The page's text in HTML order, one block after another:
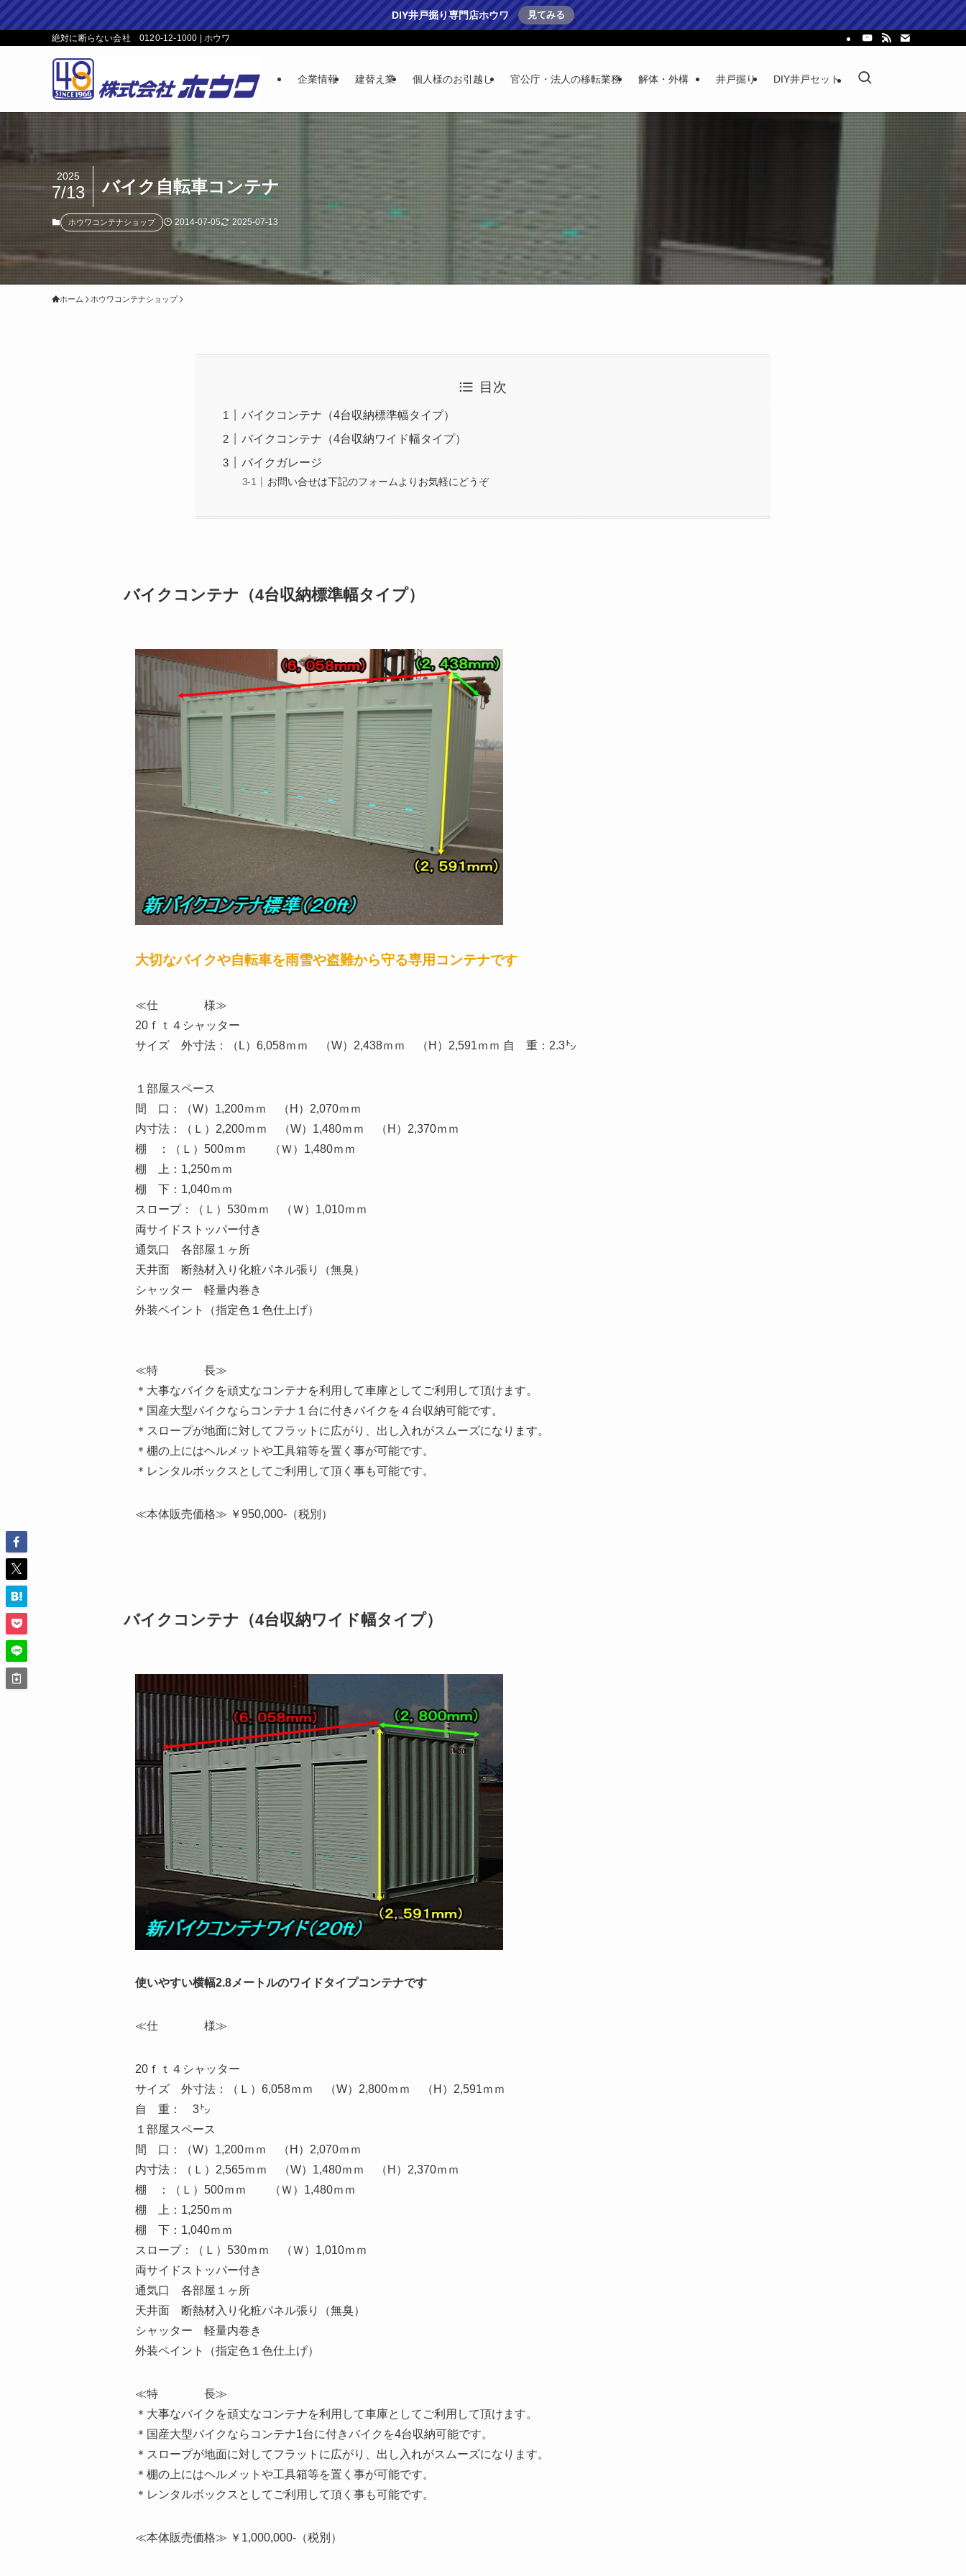
DIY井戸掘り専門店ホウワ 見てみる
絶対に断らない会社 0120-12-1000 | ホウワ
企業情報 建替え業 個人様のお引越し 官公庁・法人の移転業務 解体・外構 井戸掘り DIY井戸セット
バイク自転車コンテナ
2025
7/13
ホウワコンテナショップ 2014-07-05 2025-07-13
ホーム ホウワコンテナショップ
目次
バイクコンテナ（4台収納標準幅タイプ）
バイクコンテナ（4台収納ワイド幅タイプ）
バイクガレージ
お問い合せは下記のフォームよりお気軽にどうぞ
バイクコンテナ（4台収納標準幅タイプ）
大切なバイクや自転車を雨雪や盗難から守る専用コンテナです
≪仕 様≫
20ｆｔ４シャッター
サイズ 外寸法：（L）6,058ｍｍ （W）2,438ｍｍ （H）2,591ｍｍ 自 重：2.3㌧
１部屋スペース
間 口：（W）1,200ｍｍ （H）2,070ｍｍ
内寸法：（Ｌ）2,200ｍｍ （W）1,480ｍｍ （H）2,370ｍｍ
棚 ：（Ｌ）500ｍｍ （Ｗ）1,480ｍｍ
棚 上：1,250ｍｍ
棚 下：1,040ｍｍ
スロープ：（Ｌ）530ｍｍ （Ｗ）1,010ｍｍ
両サイドストッパー付き
通気口 各部屋１ヶ所
天井面 断熱材入り化粧パネル張り（無臭）
シャッター 軽量内巻き
外装ペイント（指定色１色仕上げ）
≪特 長≫
＊大事なバイクを頑丈なコンテナを利用して車庫としてご利用して頂けます。
＊国産大型バイクならコンテナ１台に付きバイクを４台収納可能です。
＊スロープが地面に対してフラットに広がり、出し入れがスムーズになります。
＊棚の上にはヘルメットや工具箱等を置く事が可能です。
＊レンタルボックスとしてご利用して頂く事も可能です。
≪本体販売価格≫ ￥950,000-（税別）
バイクコンテナ（4台収納ワイド幅タイプ）
使いやすい横幅2.8メートルのワイドタイプコンテナです
≪仕 様≫
20ｆｔ４シャッター
サイズ 外寸法：（Ｌ）6,058ｍｍ （W）2,800ｍｍ （H）2,591ｍｍ
自 重： 3㌧
１部屋スペース
間 口：（W）1,200ｍｍ （H）2,070ｍｍ
内寸法：（Ｌ）2,565ｍｍ （W）1,480ｍｍ （H）2,370ｍｍ
棚 ：（Ｌ）500ｍｍ （Ｗ）1,480ｍｍ
棚 上：1,250ｍｍ
棚 下：1,040ｍｍ
スロープ：（Ｌ）530ｍｍ （Ｗ）1,010ｍｍ
両サイドストッパー付き
通気口 各部屋１ヶ所
天井面 断熱材入り化粧パネル張り（無臭）
シャッター 軽量内巻き
外装ペイント（指定色１色仕上げ）
≪特 長≫
＊大事なバイクを頑丈なコンテナを利用して車庫としてご利用して頂けます。
＊国産大型バイクならコンテナ1台に付きバイクを4台収納可能です。
＊スロープが地面に対してフラットに広がり、出し入れがスムーズになります。
＊棚の上にはヘルメットや工具箱等を置く事が可能です。
＊レンタルボックスとしてご利用して頂く事も可能です。
≪本体販売価格≫ ￥1,000,000-（税別）